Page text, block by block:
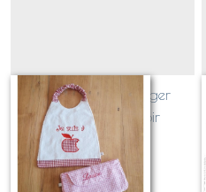
pochette pour ranger
serviette ou bavoir
Sur demande